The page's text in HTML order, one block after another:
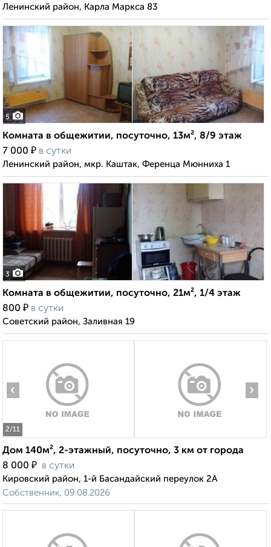
Ленинский район, Карла Маркса 83
5
Комната в общежитии, посуточно, 13м², 8/9 этаж
7 000 ₽ в сутки
Ленинский район, мкр. Каштак, Ференца Мюнниха 1
3
Комната в общежитии, посуточно, 21м², 1/4 этаж
800 ₽ в сутки
Советский район, Заливная 19
2/11
‹ ›
Дом 140м², 2-этажный, посуточно, 3 км от города
8 000 ₽ в сутки
Кировский район, 1-й Басандайский переулок 2А
Собственник, 09.08.2026